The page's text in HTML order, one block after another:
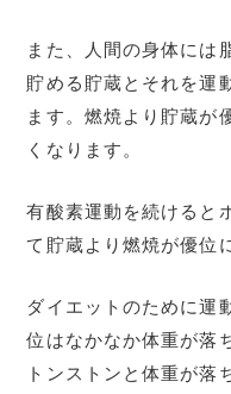
また、人間の身体には
貯める貯蔵とそれを運
ます。燃焼より貯蔵が
くなります。
有酸素運動を続けると
て貯蔵より燃焼が優位
ダイエットのために運
位はなかなか体重が落
トンストンと体重が落